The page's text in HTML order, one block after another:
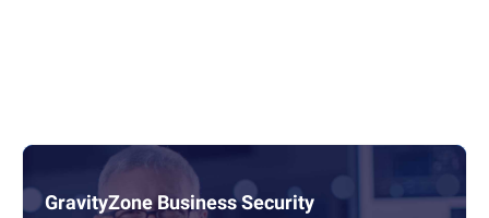
GravityZone Business Security